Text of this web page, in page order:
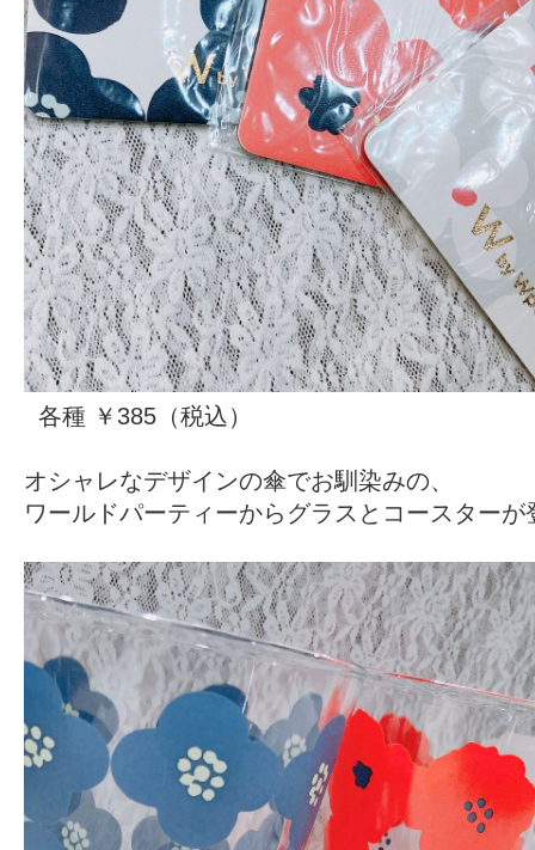
各種 ￥385（税込）
オシャレなデザインの傘でお馴染みの、
ワールドパーティーからグラスとコースターが